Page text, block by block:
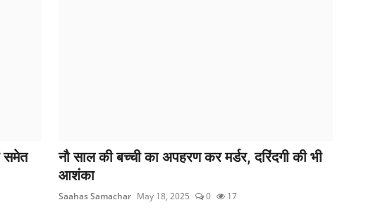
समेत
नौ साल की बच्ची का अपहरण कर मर्डर, दरिंदगी की भी
आशंका
Saahas Samachar May 18, 2025 0 17